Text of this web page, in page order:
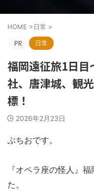
HOME >日常 >
日常
福岡遠征旅1日
社、唐津城、観
標！
2026年2月23日
ぶちおです。
『オペラ座の怪人』
た。